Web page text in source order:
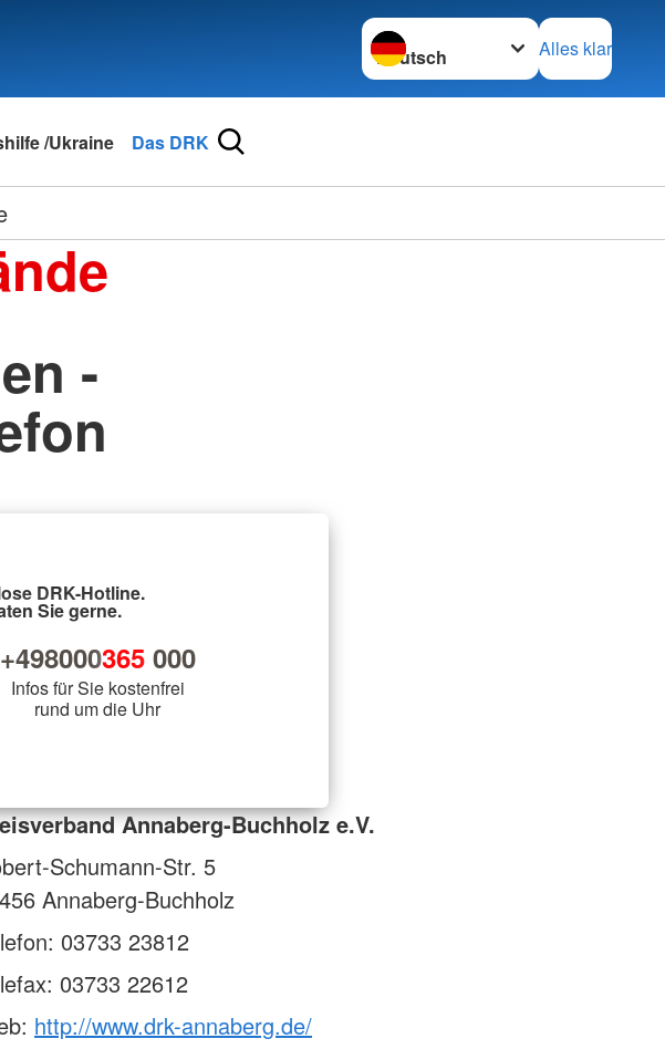
Sprache wechseln zu
Alles klar
/Ukraine Das DRK
-
DRK-Hotline.
Sie gerne.
+498000365000
Infos für Sie kostenfrei
rund um die Uhr
Annaberg-Buchholz e.V.
Schumann-Str. 5
Annaberg-Buchholz
03733 23812
03733 22612
http://www.drk-annaberg.de/